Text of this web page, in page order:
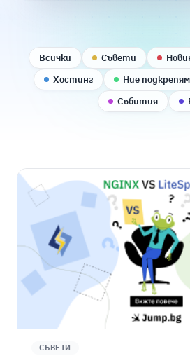
Всички Съвети
Хостинг
Ние
Събития
СЪВЕТИ